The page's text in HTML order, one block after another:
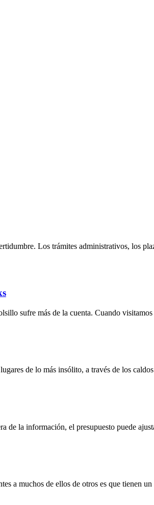
Los trámites administrativos, los
sufre más de la cuenta. Cuando
de lo más insólito, a través de los
la información, el presupuesto puede
a muchos de ellos de otros es que tienen un